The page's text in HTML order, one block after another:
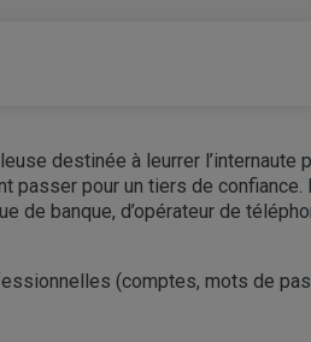
destinée à leurrer
pour un tiers de confiance.
banque, d’opérateur de
(comptes, mots de